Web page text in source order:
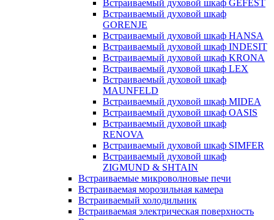
Встраиваемый духовой шкаф GEFEST
Встраиваемый духовой шкаф
GORENJE
Встраиваемый духовой шкаф HANSA
Встраиваемый духовой шкаф INDESIT
Встраиваемый духовой шкаф KRONA
Встраиваемый духовой шкаф LEX
Встраиваемый духовой шкаф
MAUNFELD
Встраиваемый духовой шкаф MIDEA
Встраиваемый духовой шкаф OASIS
Встраиваемый духовой шкаф
RENOVA
Встраиваемый духовой шкаф SIMFER
Встраиваемый духовой шкаф
ZIGMUND & SHTAIN
Встраиваемые микроволновые печи
Встраиваемая морозильная камера
Встраиваемый холодильник
Встраиваемая электрическая поверхность